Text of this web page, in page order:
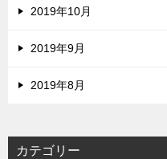
2019年10月
2019年9月
2019年8月
カテゴリー